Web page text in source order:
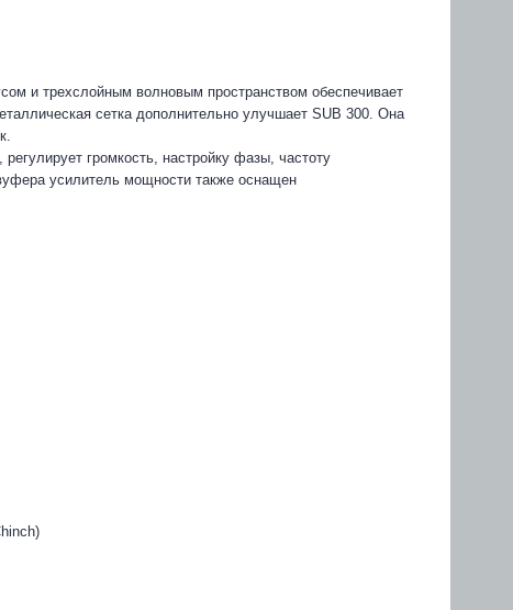
и трехслойным волновым пространством обеспечивает
сетка дополнительно улучшает SUB 300. Она
громкость, настройку фазы, частоту
усилитель мощности также оснащен